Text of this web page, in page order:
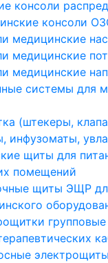
консоли
консоли
медицинские
медицинские
медицинские
системы для
(штекеры,
инфузоматы,
щиты для
помещений
щиты ЭЩР